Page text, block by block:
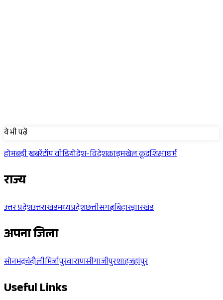
ये भी पढ़ें
होमबड़ी ख़बरेंटॉप वीडियोदेश-विदेशक्राइमखेल कूदशिक्षाधर्म
राज्य
उत्तर प्रदेशउत्तराखंडमध्यप्रदेशछत्तीसगढ़बिहारझारखंड
अपना जिला
सोनभद्रचंदौलीमिर्जापुरवाराणसीगाजीपुरशाहजहांपुर
Useful Links